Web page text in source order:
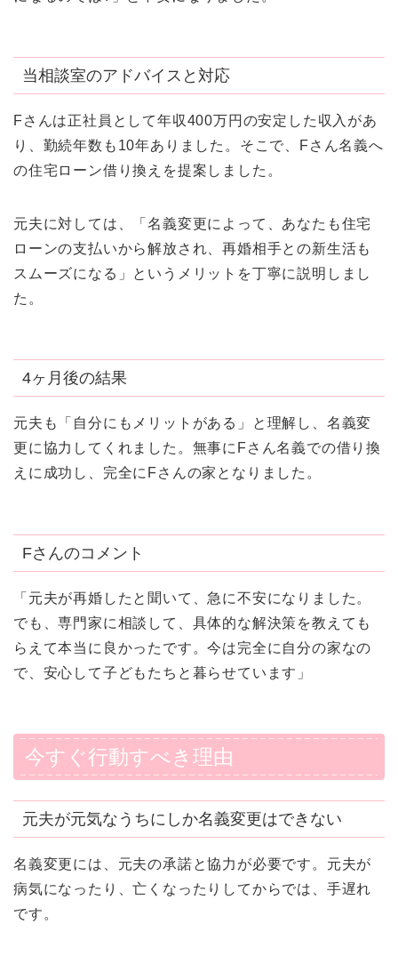
当相談室のアドバイスと対応
Fさんは正社員として年収400万円の安定した収入があ
り、勤続年数も10年ありました。そこで、Fさん名義へ
の住宅ローン借り換えを提案しました。
元夫に対しては、「名義変更によって、あなたも住宅
ローンの支払いから解放され、再婚相手との新生活も
スムーズになる」というメリットを丁寧に説明しまし
た。
4ヶ月後の結果
元夫も「自分にもメリットがある」と理解し、名義変
更に協力してくれました。無事にFさん名義での借り換
えに成功し、完全にFさんの家となりました。
Fさんのコメント
「元夫が再婚したと聞いて、急に不安になりました。
でも、専門家に相談して、具体的な解決策を教えても
らえて本当に良かったです。今は完全に自分の家なの
で、安心して子どもたちと暮らせています」
今すぐ行動すべき理由
元夫が元気なうちにしか名義変更はできない
名義変更には、元夫の承諾と協力が必要です。元夫が
病気になったり、亡くなったりしてからでは、手遅れ
です。